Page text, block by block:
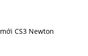
CS3 Newton